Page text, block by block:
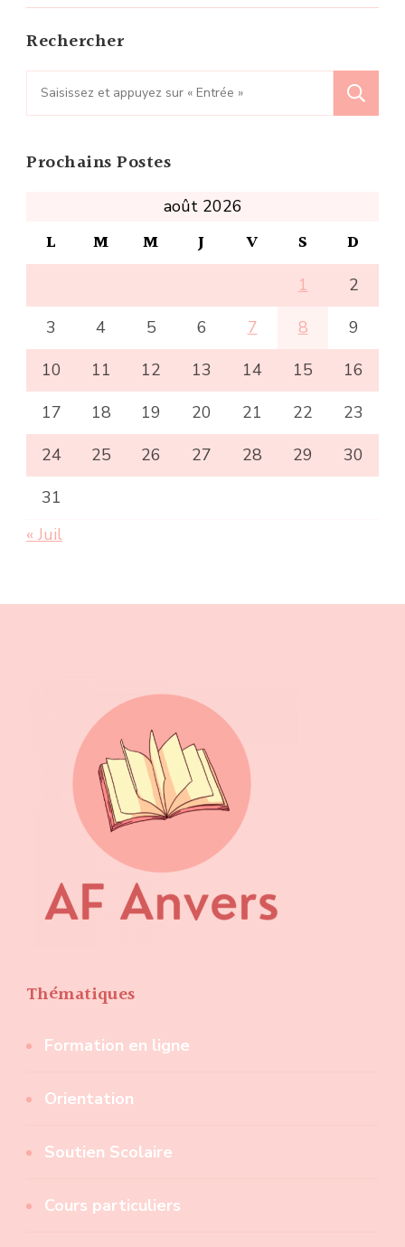
Rechercher
Recherche
pour
Prochains Postes
août 2026
L M M J V S D
1
2
3
4 5 6 7 8
9
10
11 12 13 14 15
16
17
18 19 20 21 22
23
24
25 26 27 28 29
30
31
« Juil
Thématiques
Formation en ligne
Orientation
Soutien Scolaire
Cours particuliers